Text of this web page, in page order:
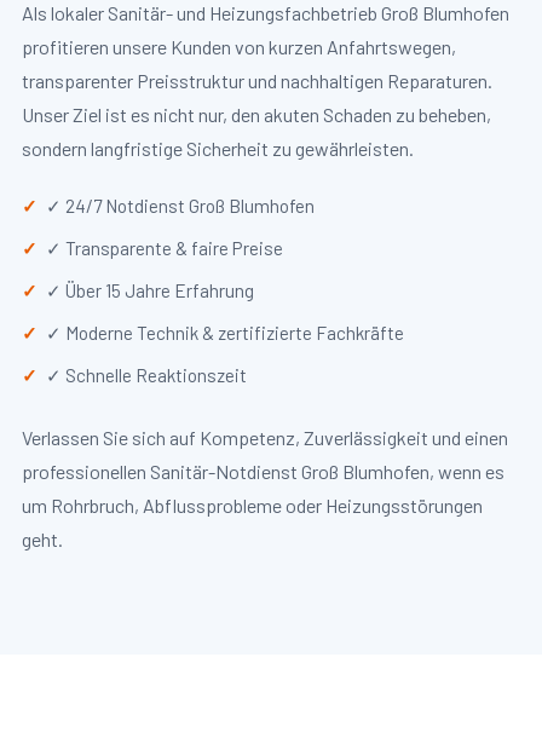
Als lokaler Sanitär- und Heizungsfachbetrieb Groß Blumhofen
profitieren unsere Kunden von kurzen Anfahrtswegen,
transparenter Preisstruktur und nachhaltigen Reparaturen.
Unser Ziel ist es nicht nur, den akuten Schaden zu beheben,
sondern langfristige Sicherheit zu gewährleisten.
✓ 24/7 Notdienst Groß Blumhofen
✓ Transparente & faire Preise
✓ Über 15 Jahre Erfahrung
✓ Moderne Technik & zertifizierte Fachkräfte
✓ Schnelle Reaktionszeit
Verlassen Sie sich auf Kompetenz, Zuverlässigkeit und einen
professionellen Sanitär-Notdienst Groß Blumhofen, wenn es
um Rohrbruch, Abflussprobleme oder Heizungsstörungen
geht.